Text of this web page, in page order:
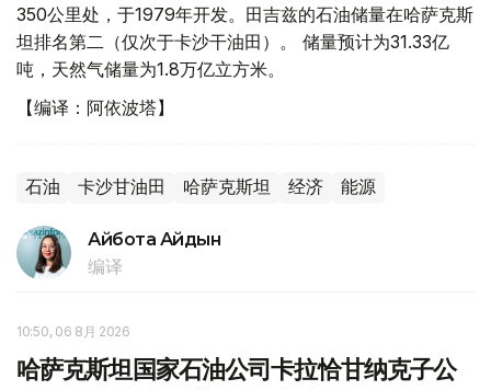
350公里处，于1979年开发。田吉兹的石油储量在哈萨克斯
坦排名第二（仅次于卡沙干油田）。 储量预计为31.33亿
吨，天然气储量为1.8万亿立方米。
【编译：阿依波塔】
石油 卡沙甘油田 哈萨克斯坦 经济 能源
Айбота Айдын
编译
10:50, 06 8月 2026
哈萨克斯坦国家石油公司卡拉恰甘纳克子公